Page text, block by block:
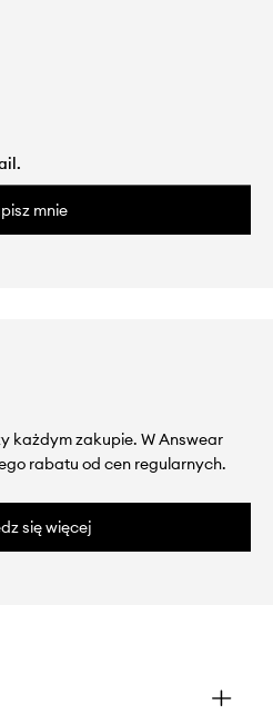
mnie
każdym zakupie. W Answear
rabatu od cen regularnych.
się więcej